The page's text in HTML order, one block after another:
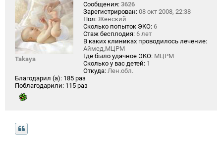
Takaya
Сообщения: 3626
Зарегистрирован: 08 окт 2008, 22:38
Пол: Женский
Сколько попыток ЭКО: 6
Стаж бесплодия: 6 лет
В каких клиниках проводилось лечение:
Аймед,МЦРМ
Где было удачное ЭКО: МЦРМ
Сколько у вас детей: 1
Откуда: Лен.обл.
Благодарил (а): 185 раз
Поблагодарили: 115 раз